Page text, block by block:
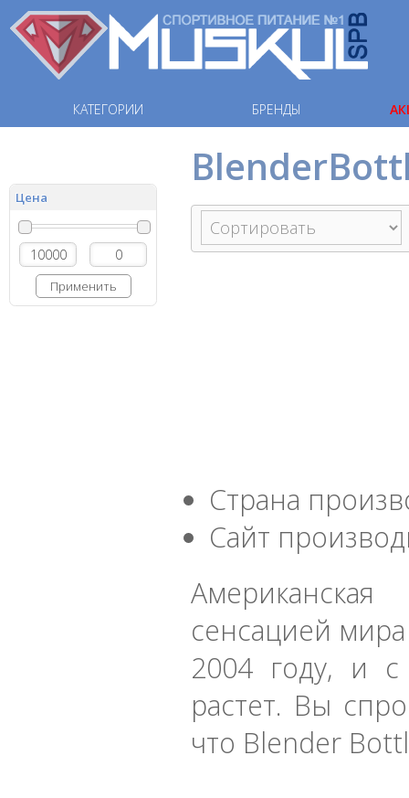
КАТЕГОРИИ БРЕНДЫ
Цена
Применить
Страна
Сайт
сенсацией
2004 году, и
растет. Вы
что Blender